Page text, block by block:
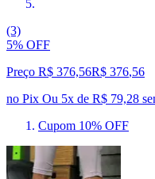
(3)
5% OFF
Preço R$ 376,56R$ 376,56
no Pix Ou 5x de R$ 79,28
Cupom 10% OFF